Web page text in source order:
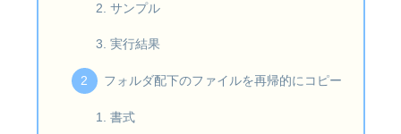
サンプル
実行結果
フォルダ配下のファイルを再帰的にコピー
書式